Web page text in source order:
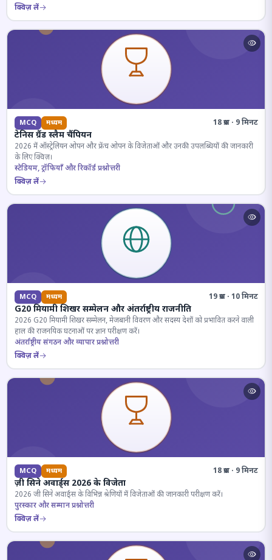
क्विज़ लें
MCQ मध्यम 18 प्रश्न · 9 मिनट
टेनिस ग्रैंड स्लैम चैंपियन
2026 में ऑस्ट्रेलियन ओपन और फ्रेंच ओपन के विजेताओं और उनकी उपलब्धियों की जानकारी
के लिए क्विज़।
स्टेडियम, ट्रॉफियाँ और रिकॉर्ड प्रश्नोत्तरी
क्विज़ लें
MCQ मध्यम 19 प्रश्न · 10 मिनट
G20 मियामी शिखर सम्मेलन और अंतर्राष्ट्रीय राजनीति
2026 G20 मियामी शिखर सम्मेलन, मेजबानी विवरण और सदस्य देशों को प्रभावित करने वाली
हाल की राजनयिक घटनाओं पर ज्ञान परीक्षण करें।
अंतर्राष्ट्रीय संगठन और व्यापार प्रश्नोत्तरी
क्विज़ लें
MCQ मध्यम 18 प्रश्न · 9 मिनट
ज़ी सिने अवार्ड्स 2026 के विजेता
2026 जी सिने अवार्ड्स के विभिन्न श्रेणियों में विजेताओं की जानकारी परीक्षण करें।
पुरस्कार और सम्मान प्रश्नोत्तरी
क्विज़ लें